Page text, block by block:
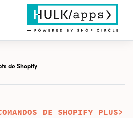
de Shopify
DE SHOPIFY PLUS>